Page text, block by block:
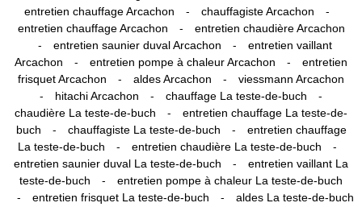
entretien chauffage Arcachon - chauffagiste Arcachon -
entretien chauffage Arcachon - entretien chaudière Arcachon
- entretien saunier duval Arcachon -
entretien vaillant
Arcachon
- entretien pompe à chaleur Arcachon -
entretien
frisquet Arcachon
- aldes Arcachon - viessmann Arcachon
- hitachi Arcachon - chauffage La teste-de-buch -
chaudière La teste-de-buch -
entretien chauffage La teste-de-
buch
- chauffagiste La teste-de-buch -
entretien chauffage
La teste-de-buch
- entretien chaudière La teste-de-buch -
entretien saunier duval La teste-de-buch -
entretien vaillant La
teste-de-buch
- entretien pompe à chaleur La teste-de-buch
- entretien frisquet La teste-de-buch - aldes La teste-de-buch